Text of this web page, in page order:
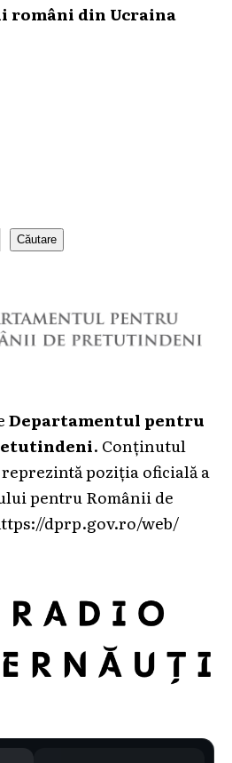
din Ucraina
Căutare
Departamentul pentru
. Conținutul
poziția oficială a
pentru Românii de
dprp.gov.ro/web/